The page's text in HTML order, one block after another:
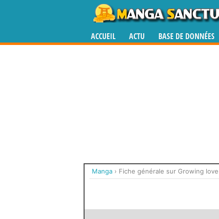
ACCUEIL ACTU BASE DE DONNÉES
Manga › Fiche générale sur Growing love